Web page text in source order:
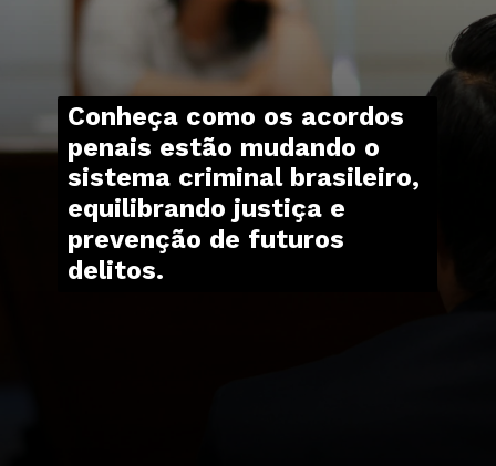
Conheça como os acordos
penais estão mudando o
sistema criminal brasileiro,
equilibrando justiça e
prevenção de futuros
delitos.